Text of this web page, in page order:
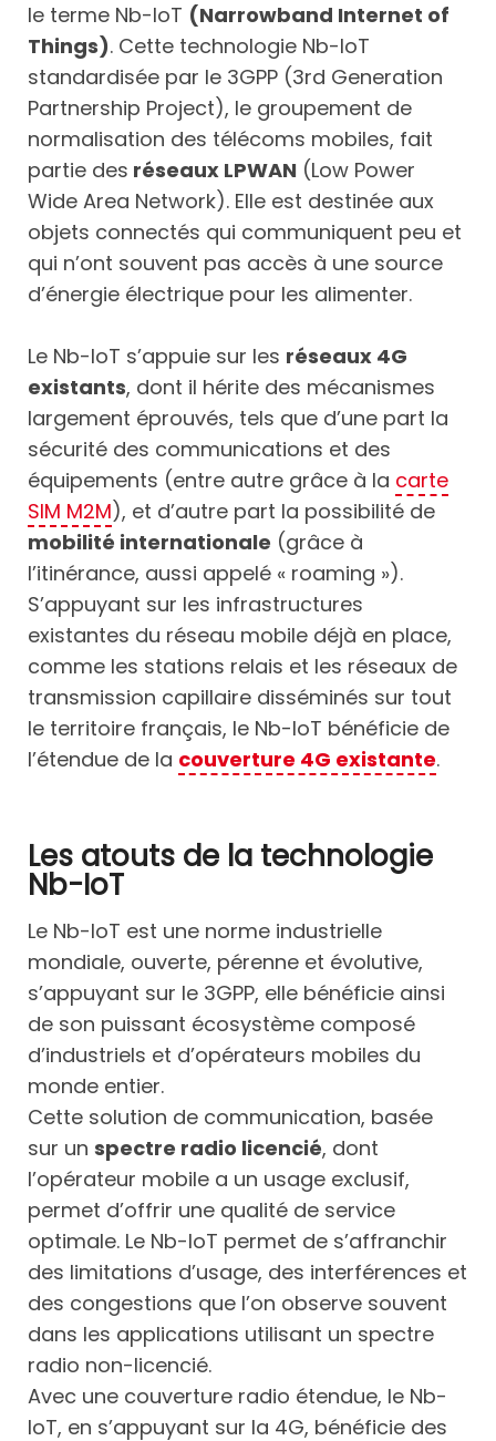
le terme Nb-IoT (Narrowband Internet of
Things). Cette technologie Nb-IoT
standardisée par le 3GPP (3rd Generation
Partnership Project), le groupement de
normalisation des télécoms mobiles, fait
partie des réseaux LPWAN (Low Power
Wide Area Network). Elle est destinée aux
objets connectés qui communiquent peu et
qui n’ont souvent pas accès à une source
d’énergie électrique pour les alimenter.
Le Nb-IoT s’appuie sur les réseaux 4G
existants, dont il hérite des mécanismes
largement éprouvés, tels que d’une part la
sécurité des communications et des
équipements (entre autre grâce à la carte
SIM M2M), et d’autre part la possibilité de
mobilité internationale (grâce à
l’itinérance, aussi appelé « roaming »).
S’appuyant sur les infrastructures
existantes du réseau mobile déjà en place,
comme les stations relais et les réseaux de
transmission capillaire disséminés sur tout
le territoire français, le Nb-IoT bénéficie de
l’étendue de la couverture 4G existante.
Les atouts de la technologie
Nb-IoT
Le Nb-IoT est une norme industrielle
mondiale, ouverte, pérenne et évolutive,
s’appuyant sur le 3GPP, elle bénéficie ainsi
de son puissant écosystème composé
d’industriels et d’opérateurs mobiles du
monde entier.
Cette solution de communication, basée
sur unspectre radio licencié, dont
l’opérateur mobile a un usage exclusif,
permet d’offrir une qualité de service
optimale. Le Nb-IoT permet de s’affranchir
des limitations d’usage, des interférences et
des congestions que l’on observe souvent
dans les applications utilisant un spectre
radio non-licencié.
Avec une couverture radio étendue, le Nb-
IoT, en s’appuyant sur la 4G, bénéficie des